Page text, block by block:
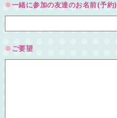
一緒に参加の友達のお名前(予約)
ご要望